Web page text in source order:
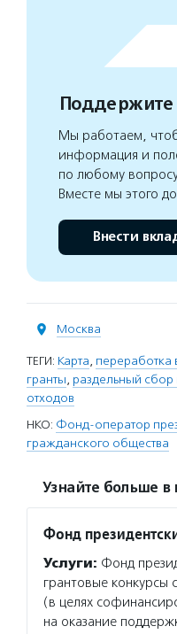
Мы работаем,
информация и
по любому
Вместе мы этого
Внести
Москва
ТЕГИ: Карта, переработка
гранты, раздельный сбор
отходов
НКО: Фонд-оператор
гражданского общества
Узнайте больше в
Фонд
Услуги: Фонд
грантовые конкурсы
(в целях
на оказание